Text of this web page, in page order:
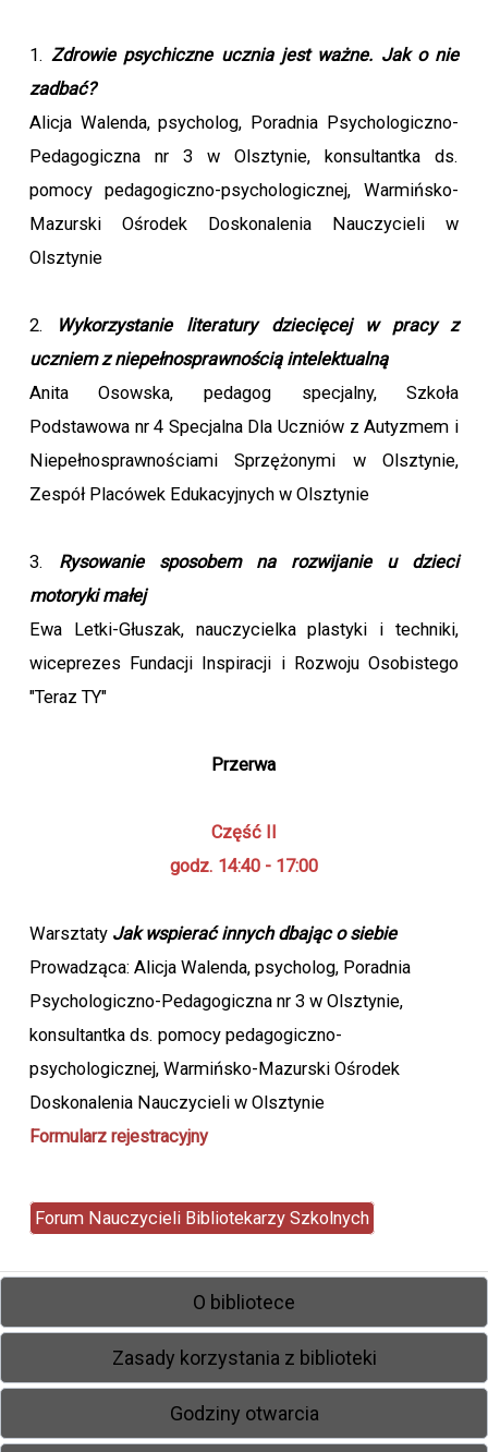
1.Zdrowie psychiczne ucznia jest ważne. Jak o nie
zadbać?
Alicja Walenda, psycholog, Poradnia Psychologiczno-
Pedagogiczna nr 3 w Olsztynie, konsultantka ds.
pomocy pedagogiczno-psychologicznej, Warmińsko-
Mazurski Ośrodek Doskonalenia Nauczycieli w
Olsztynie
2.
Wykorzystanie literatury dziecięcej w pracy z
uczniem z niepełnosprawnością intelektualną
Anita Osowska, pedagog specjalny, Szkoła
Podstawowa nr 4 Specjalna Dla Uczniów z Autyzmem i
Niepełnosprawnościami Sprzężonymi w Olsztynie,
Zespół Placówek Edukacyjnych w Olsztynie
3. Rysowanie sposobem na rozwijanie u dzieci
motoryki małej
Ewa Letki-Głuszak, nauczycielka plastyki i techniki,
wiceprezes Fundacji Inspiracji i Rozwoju Osobistego
"Teraz TY"
Przerwa
Część II
godz. 14:40 - 17:00
Warsztaty Jak wspierać innych dbając o siebie
Prowadząca: Alicja Walenda, psycholog, Poradnia
Psychologiczno-Pedagogiczna nr 3 w Olsztynie,
konsultantka ds. pomocy pedagogiczno-
psychologicznej, Warmińsko-Mazurski Ośrodek
Doskonalenia Nauczycieli w Olsztynie
Formularz rejestracyjny
Forum Nauczycieli Bibliotekarzy Szkolnych
O bibliotece
Zasady korzystania z biblioteki
Godziny otwarcia